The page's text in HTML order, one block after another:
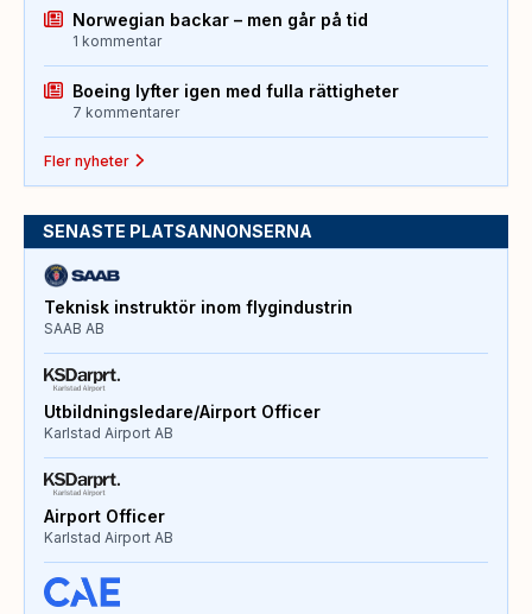
Norwegian backar – men går på tid
1 kommentar
Boeing lyfter igen med fulla rättigheter
7 kommentarer
Fler nyheter
SENASTE PLATSANNONSERNA
Teknisk instruktör inom flygindustrin
SAAB AB
Utbildningsledare/Airport Officer
Karlstad Airport AB
Airport Officer
Karlstad Airport AB